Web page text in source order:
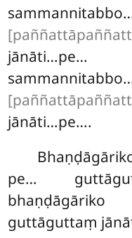
jānāti…pe…
jānāti…pe….
pe…
bhaṇḍāgāriko
guttāguttaṃ